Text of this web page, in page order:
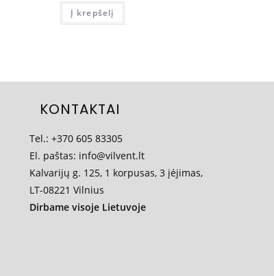
Į krepšelį
KONTAKTAI
Tel.: +370 605 83305
El. paštas: info@vilvent.lt
Kalvarijų g. 125, 1 korpusas, 3 įėjimas,
LT-08221 Vilnius
Dirbame visoje Lietuvoje